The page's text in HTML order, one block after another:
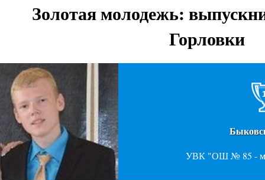
Золотая молодежь:
Горловки
УВК "ОШ № 85 -